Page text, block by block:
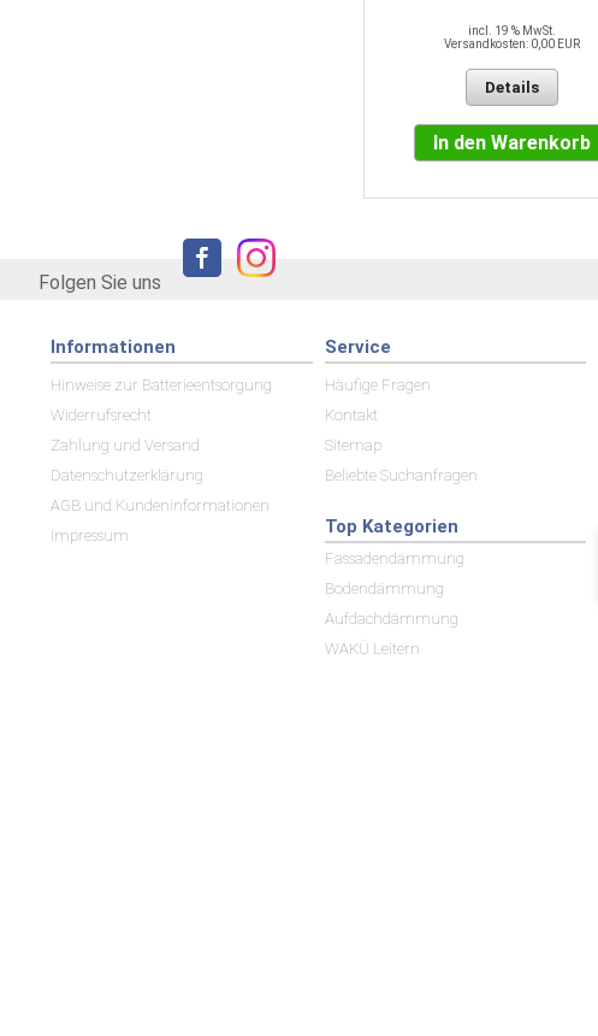
incl. 19 % MwSt.
Versandkosten: 0,00 EUR
Details
In den Warenkorb
Folgen Sie uns
Informationen
Hinweise zur Batterieentsorgung
Widerrufsrecht
Zahlung und Versand
Datenschutzerklärung
AGB und Kundeninformationen
Impressum
Service
Häufige Fragen
Kontakt
Sitemap
Beliebte Suchanfragen
Top Kategorien
Fassadendämmung
Bodendämmung
Aufdachdämmung
WAKÜ Leitern